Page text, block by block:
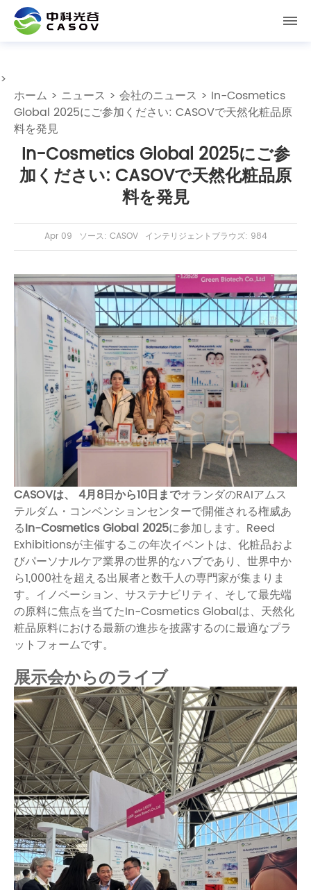
>
ホーム > ニュース > 会社のニュース > In-Cosmetics
Global 2025にご参加ください: CASOVで天然化粧品原
料を発見
In-Cosmetics Global 2025にご参
加ください: CASOVで天然化粧品原
料を発見
Apr 09 ソース: CASOV インテリジェントブラウズ: 984
CASOVは、 4月8日から10日までオランダのRAIアムス
テルダム・コンベンションセンターで開催される権威あ
るIn-Cosmetics Global 2025に参加します。Reed
Exhibitionsが主催するこの年次イベントは、化粧品およ
びパーソナルケア業界の世界的なハブであり、世界中か
ら1,000社を超える出展者と数千人の専門家が集まりま
す。イノベーション、サステナビリティ、そして最先端
の原料に焦点を当てたIn-Cosmetics Globalは、天然化
粧品原料における最新の進歩を披露するのに最適なプラ
ットフォームです。
展示会からのライブ